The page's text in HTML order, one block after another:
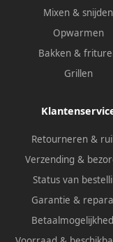
Mixen & snijden
Opwarmen
Bakken &
Grillen
Retourneren &
Verzending &
Status van
Garantie &